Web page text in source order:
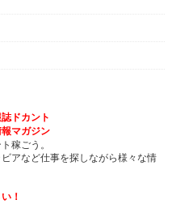
ドカント
マガジン
稼ごう。
アなど仕事を探しながら様々な情
！